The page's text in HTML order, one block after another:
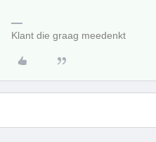
Klant die graag meedenkt